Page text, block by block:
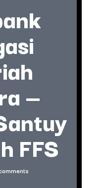
—
FFS